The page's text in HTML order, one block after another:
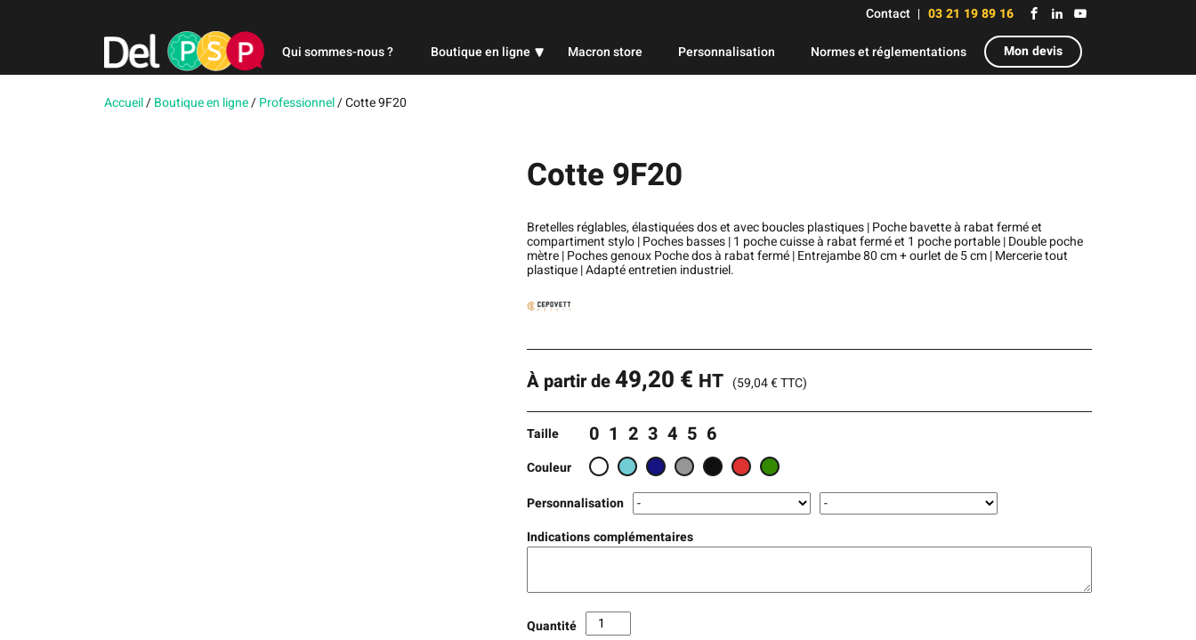
Contact 03 21 19 89 16
Qui sommes-nous ? Boutique en ligne Macron store Personnalisation Normes et réglementations Mon devis
Accueil/Boutique en ligne/Professionnel/Cotte 9F20
Cotte 9F20
Bretelles réglables, élastiquées dos et avec boucles plastiques | Poche bavette à rabat fermé et
compartiment stylo | Poches basses | 1 poche cuisse à rabat fermé et 1 poche portable | Double poche
mètre | Poches genoux Poche dos à rabat fermé | Entrejambe 80 cm + ourlet de 5 cm | Mercerie tout
plastique | Adapté entretien industriel.
À partir de49,20 € HT (59,04€TTC)
Taille 0 1 2 3 4 5 6
Couleur
Personnalisation
Indications complémentaires
Quantité